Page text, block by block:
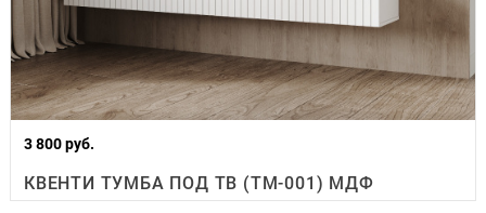
3 800 руб.
КВЕНТИ ТУМБА ПОД ТВ (ТМ-001) МДФ